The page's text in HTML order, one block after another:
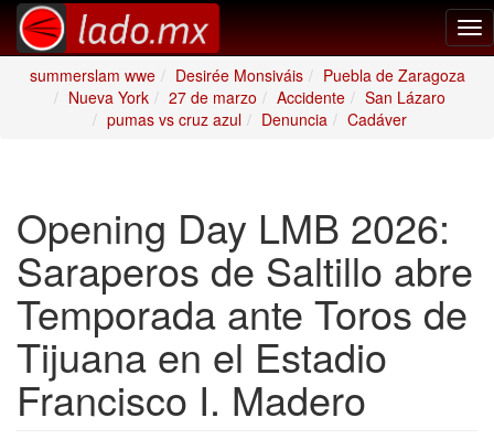
summerslam wwe
Desirée Monsiváis
Puebla de Zaragoza
Nueva York
27 de marzo Accidente
San Lázaro
pumas vs cruz azul
Denuncia Cadáver
Opening Day LMB 2026:
Saraperos de Saltillo abre
Temporada ante Toros de
Tijuana en el Estadio
Francisco I. Madero